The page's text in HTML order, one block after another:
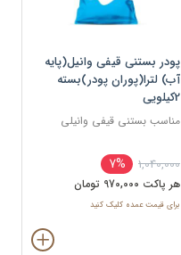
پودر بستنی قیفی وانیل(پایه
آب) لترا(پوران پودر)بسته
2کیلویی
مناسب بستنی قیفی وانیلی
1,040,000
7%
هر پاکت 970,000 تومان
برای قیمت عمده کلیک کنید